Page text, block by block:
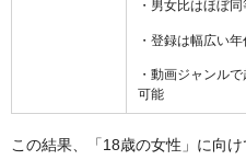
・男女比はほぼ同
・登録は幅広い
・動画ジャンル
可能
この結果、「18歳の女性」に向け